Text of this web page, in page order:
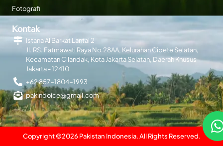
Fotografi
Kontak
Istana Al Barkat Lantai 2
Jl. RS. Fatmawati Raya No.28AA, Kelurahan Cipete Selatan,
Kecamatan Cilandak, Kota Jakarta Selatan, Daerah Khusus
Jakarta - 12410
+62 857-1804-1993
pakindoice@gmail.com
Copyright ©2026 Pakistan Indonesia. All Rights Reserved.